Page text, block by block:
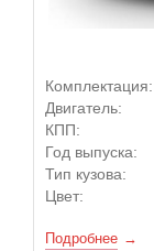
Комплектация:
Двигатель:
КПП:
Год выпуска:
Тип кузова:
Цвет:
Подробнее